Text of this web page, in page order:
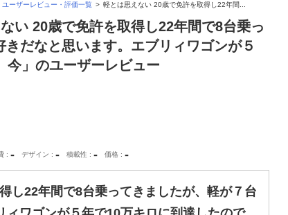
ユーザーレビュー・評価一覧 軽とは思えない 20歳で免許を取得し22年間...
い 20歳で免許を取得し22年間で8台乗っ
だなと思います。エブリィワゴンが５
今」のユーザーレビュー
- デザイン - 積載性 - 価格 -
し22年間で8台乗ってきましたが、軽が７台